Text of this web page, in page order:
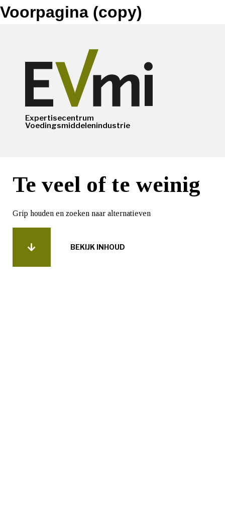
Voorpagina (copy)
Expertisecentrum
Voedingsmiddelenindustrie
Te veel of te weinig
Grip houden en zoeken naar alternatieven
BEKIJK INHOUD